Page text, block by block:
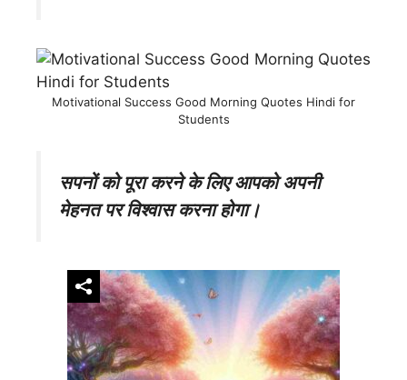
Motivational Success Good Morning Quotes Hindi for
Students
सपनों को पूरा करने के लिए आपको अपनी
मेहनत पर विश्वास करना होगा।